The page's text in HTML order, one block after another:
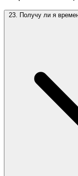
23. Получу ли я